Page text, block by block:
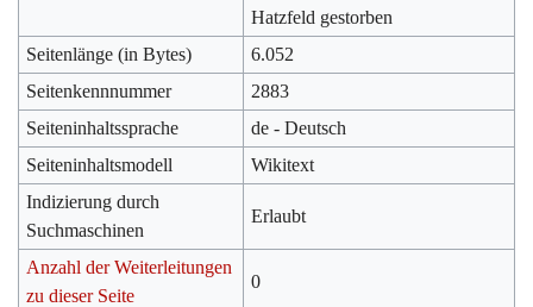
Hatzfeld gestorben
Seitenlänge (in Bytes)
6.052
Seitenkennnummer
2883
Seiteninhaltssprache
de - Deutsch
Seiteninhaltsmodell
Wikitext
Indizierung durch
Suchmaschinen
Erlaubt
Anzahl der Weiterleitungen
zu dieser Seite
0